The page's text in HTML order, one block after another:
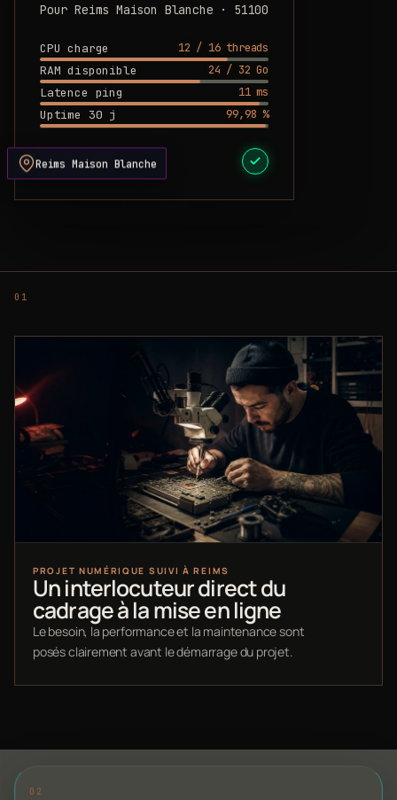
Pour Reims Maison Blanche · 51100
CPU charge
12 / 16 threads
RAM disponible
24 / 32 Go
Latence ping
11 ms
Uptime 30 j
99,98 %
DEVIS PRÊT
Reims Maison Blanche
PROJET NUMÉRIQUE SUIVI À REIMS
Un interlocuteur direct du
cadrage à la mise en ligne
Le besoin, la performance et la maintenance sont
posés clairement avant le démarrage du projet.